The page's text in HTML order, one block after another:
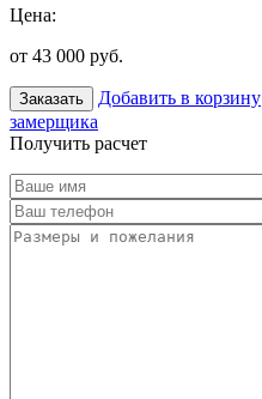
Цена:
от 43 000 руб.
Заказать Добавить в корзину
замерщика
Получить расчет